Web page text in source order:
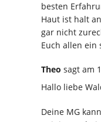
besten
Haut ist halt
gar nicht
Euch allen ein
Theo sagt am
Hallo liebe
Deine MG